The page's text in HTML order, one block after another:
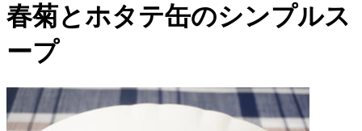
春菊とホタテ缶のシンプルス
ープ